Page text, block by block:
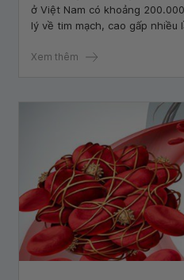
ở Việt Nam có khoảng
lý về tim mạch, cao gấp
bệnh tim mạch đang có dấu
các chỉ số của cơ thể mình
hạn chế nguy cơ mắc các
Xem thêm